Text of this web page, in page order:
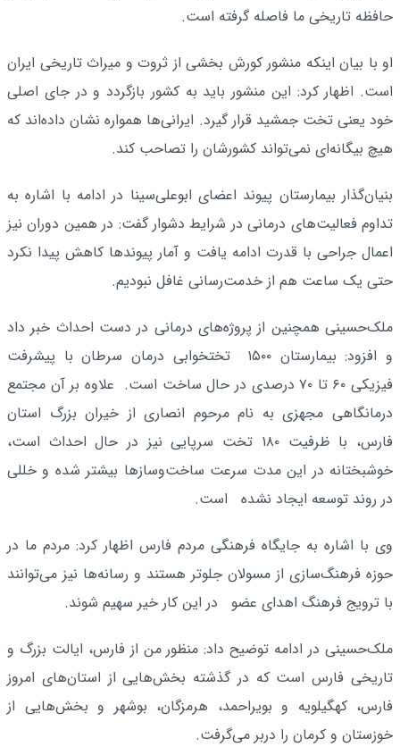
حافظه تاریخی ما فاصله گرفته است.
او با بیان اینکه منشور کورش بخشی از ثروت و میراث تاریخی ایران
است. اظهار کرد: این منشور باید به کشور بازگردد و در جای اصلی
خود یعنی تخت جمشید قرار گیرد. ایرانی‌ها همواره نشان داده‌اند که
هیچ بیگانه‌ای نمی‌تواند کشورشان را تصاحب کند.
بنیان‌گذار بیمارستان پیوند اعضای ابوعلی‌سینا در ادامه با اشاره به
تداوم فعالیت‌های درمانی در شرایط دشوار گفت: در همین دوران نیز
اعمال جراحی با قدرت ادامه یافت و آمار پیوندها کاهش پیدا نکرد
حتی یک ساعت هم از خدمت‌رسانی غافل نبودیم.
ملک‌حسینی همچنین از پروژه‌های درمانی در دست احداث خبر داد
و افزود: بیمارستان ۱۵۰۰ تختخوابی درمان سرطان با پیشرفت
فیزیکی ۶۰ تا ۷۰ درصدی در حال ساخت است. علاوه بر آن مجتمع
درمانگاهی مجهزی به نام مرحوم انصاری از خیران بزرگ استان
فارس، با ظرفیت ۱۸۰ تخت سرپایی نیز در حال احداث است،
خوشبختانه در این مدت سرعت ساخت‌وسازها بیشتر شده و خللی
در روند توسعه ایجاد ‌نشده است.
وی با اشاره به جایگاه فرهنگی مردم فارس اظهار کرد: مردم ما در
حوزه فرهنگ‌سازی از مسولان جلوتر هستند و رسانه‌ها نیز می‌توانند
با ترویج فرهنگ اهدای عضو در این کار خیر سهیم شوند.
ملک‌حسینی در ادامه توضیح داد‌: منظور من از فارس، ایالت بزرگ و
تاریخی فارس است که در گذشته بخش‌هایی از استان‌های امروز
فارس، کهگیلویه و بویراحمد، هرمزگان، بوشهر و بخش‌هایی از
خوزستان و کرمان را دربر می‌گرفت.